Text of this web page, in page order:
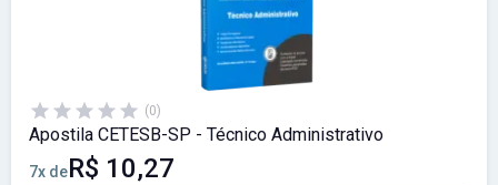
(0)
Apostila CETESB-SP - Técnico Administrativo
7x deR$ 10,27